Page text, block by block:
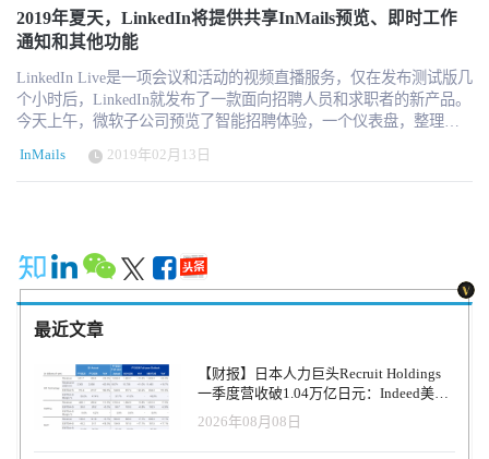
2019年夏天，LinkedIn将提供共享InMails预览、即时工作
通知和其他功能
LinkedIn Live是一项会议和活动的视频直播服务，仅在发布测试版几
个小时后，LinkedIn就发布了一款面向招聘人员和求职者的新产品。
今天上午，微软子公司预览了智能招聘体验，一个仪表盘，整理了
LinkedIn现有的招聘套件（包括LinkedIn Recruiter，LinkedIn Jobs，
和Pipeline Builder）在一个精简的界面上。 这项新功能计划于2019年
夏末推出，有超过15项产品改进，其中几项将在未来几个月推出。
上告诉记者。“这个新平台将允许(我们的)所有产品相互学习，这
样，当你使用我们的各种产品时，每个系统中的匹配项都会变得更
加智能。”我们在这个平台上建立的新界面将使招聘过程中的每一步
都无缝衔接，也能让产品从一种直接过渡到另一种。 其中最引人注
目的是推荐候选人（Recommended Candidates），该功能可以了解给
定角色的招聘标准，并自动将相关候选人显示在专用选项卡中。
LinkedIn说，随着时间的推移，随着招聘人员与LinkedIn超过6.1亿名
会员中的潜在员工接触(或选择不接触)，这些建议会得到改善。
LinkedIn表示，其人工智能驱动的搜索引擎利用了三个核心数据集对
搜索结果进行排名：人们在个人资料上发布的内容，或招聘人员在
InMails 2019年02月13日
最近文章
【财报】日本人力巨头Recruit Holdings
一季度营收破1.04万亿日元：Indeed美国
收入逆势增长30%，AI招聘推动利润率升
至47.4%
2026年08月08日